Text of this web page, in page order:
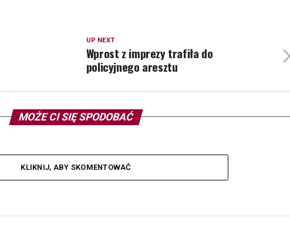
UP NEXT
Wprost z imprezy trafiła do
policyjnego aresztu
MOŻE CI SIĘ SPODOBAĆ
KLIKNIJ, ABY SKOMENTOWAĆ